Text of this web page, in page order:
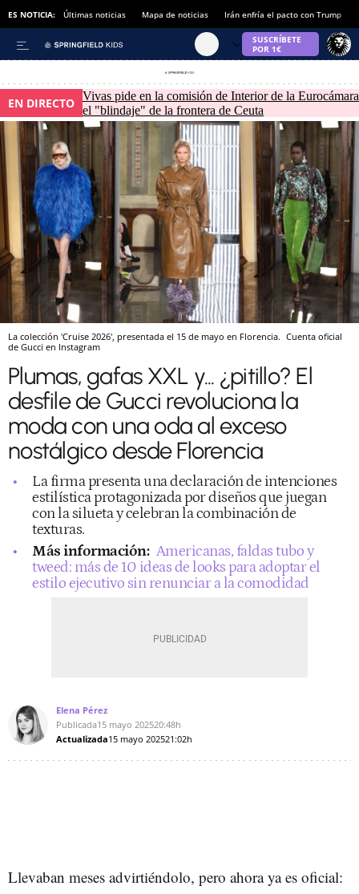
ES NOTICIA: Últimas noticias Mapa de noticias Irán enfría el pacto con Trump
EN DIRECTO Vivas pide en la comisión de Interior de la Eurocámara
el "blindaje" de la frontera de Ceuta
La colección 'Cruise 2026', presentada el 15 de mayo en Florencia. Cuenta oficial
de Gucci en Instagram
Plumas, gafas XXL y... ¿pitillo? El
desfile de Gucci revoluciona la
moda con una oda al exceso
nostálgico desde Florencia
La firma presenta una declaración de intenciones
estilística protagonizada por diseños que juegan
con la silueta y celebran la combinación de
texturas.
Más información: Americanas, faldas tubo y
tweed: más de 10 ideas de looks para adoptar el
estilo ejecutivo sin renunciar a la comodidad
Elena Pérez
Publicada15 mayo 202520:48h
Actualizada15 mayo 202521:02h
Llevaban meses advirtiéndolo, pero ahora ya es oficial: